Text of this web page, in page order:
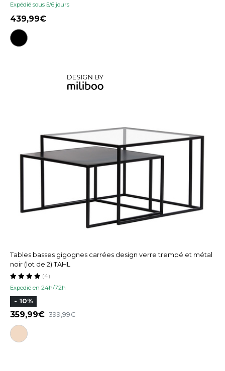
Expédié sous 5/6 jours
439,99
Tables basses gigognes carrées design verre trempé et métal
noir (lot de 2) TAHL
Expedié en 24h/72h
(4)
- 10%
359,99 399,99